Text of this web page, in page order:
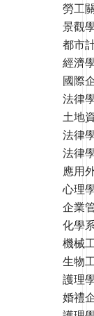
勞工
景觀
都市
經濟
國際
法律
土地
法律
法律
應用
心理
企業
化學
機械
生物
護理
婚禮